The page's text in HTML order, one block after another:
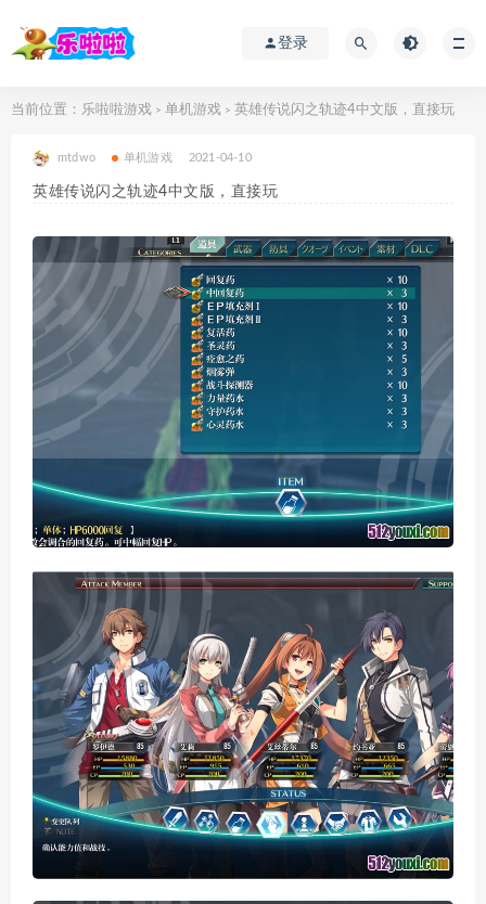
登录
当前位置： 乐啦啦游戏 > 单机游戏 > 英雄传说闪之轨迹4中文版，直接玩
mtdwo 单机游戏 2021-04-10
英雄传说闪之轨迹4中文版，直接玩